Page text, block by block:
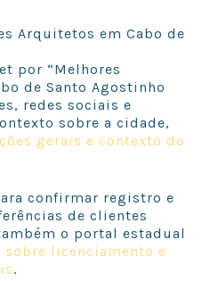
Arquitetos em Cabo de
por “Melhores
de Santo Agostinho
redes sociais e
sobre a cidade,
gerais e contexto do
confirmar registro e
de clientes
o portal estadual
sobre licenciamento e
.